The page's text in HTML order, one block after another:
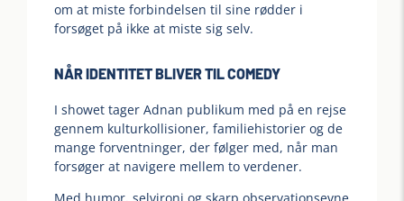
om at miste forbindelsen til sine rødder i
forsøget på ikke at miste sig selv.
NÅR IDENTITET BLIVER TIL COMEDY
I showet tager Adnan publikum med på en rejse
gennem kulturkollisioner, familiehistorier og de
mange forventninger, der følger med, når man
forsøger at navigere mellem to verdener.